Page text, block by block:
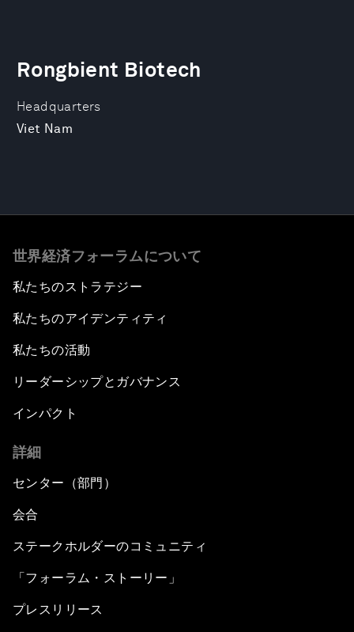
Headquarters
Viet Nam
Rongbient Biotech
世界経済フォーラムについて
私たちのストラテジー
私たちのアイデンティティ
私たちの活動
リーダーシップとガバナンス
インパクト
詳細
センター（部門）
会合
ステークホルダーのコミュニティ
「フォーラム・ストーリー」
プレスリリース